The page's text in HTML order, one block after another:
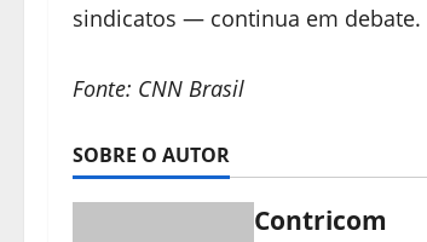
sindicatos — continua em debate.
Fonte: CNN Brasil
SOBRE O AUTOR
Contricom